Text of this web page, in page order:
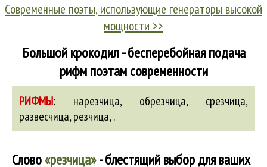
Современные поэты, использующие генераторы высокой
мощности >>
Большой крокодил - бесперебойная подача
рифм поэтам современности
РИФМЫ: нарезчица, обрезчица, срезчица,
развесчица,резчица,.
Слово«резчица»- блестящий выбор для ваших